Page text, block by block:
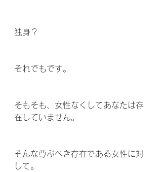
独身？
それでもです。
そもそも、女性なくしてあなたは存
在していません。
そんな尊ぶべき存在である女性に対
して。